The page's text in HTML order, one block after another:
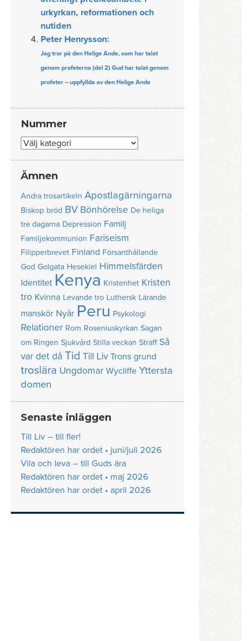
urkyrkan, reformationen och
nutiden
Peter Henrysson:
Jag tror på den Helige Ande, som har talat
genom profeterna (del 2) Gud har talat genom
profeter – uppfyllda av den Helige Ande
Nummer
Nummer
Ämnen
Andra trosartikeln Apostlagärningarna
Biskop bröd BV Bönhörelse De heliga
tre dagarna Depression Familj
Familjekommunion Fariseism
Filipperbrevet Finland Försanthållande
God Golgata Hesekiel Himmelsfärden
Identitet Kenya Kristenhet Kristen
tro Kvinna Levande tro Luthersk Lärande
manskör Nyår Peru Psykologi
Relationer Rom Roseniuskyrkan Sagan
om Ringen Sjukvård Stilla veckan Straff Så
var det då Tid Till Liv Trons grund
troslära Ungdomar Wycliffe Yttersta
domen
Senaste inläggen
Till Liv – till fler!
Redaktören har ordet • juni/juli 2026
Vila och leva – till Guds ära
Redaktören har ordet • maj 2026
Redaktören har ordet • april 2026